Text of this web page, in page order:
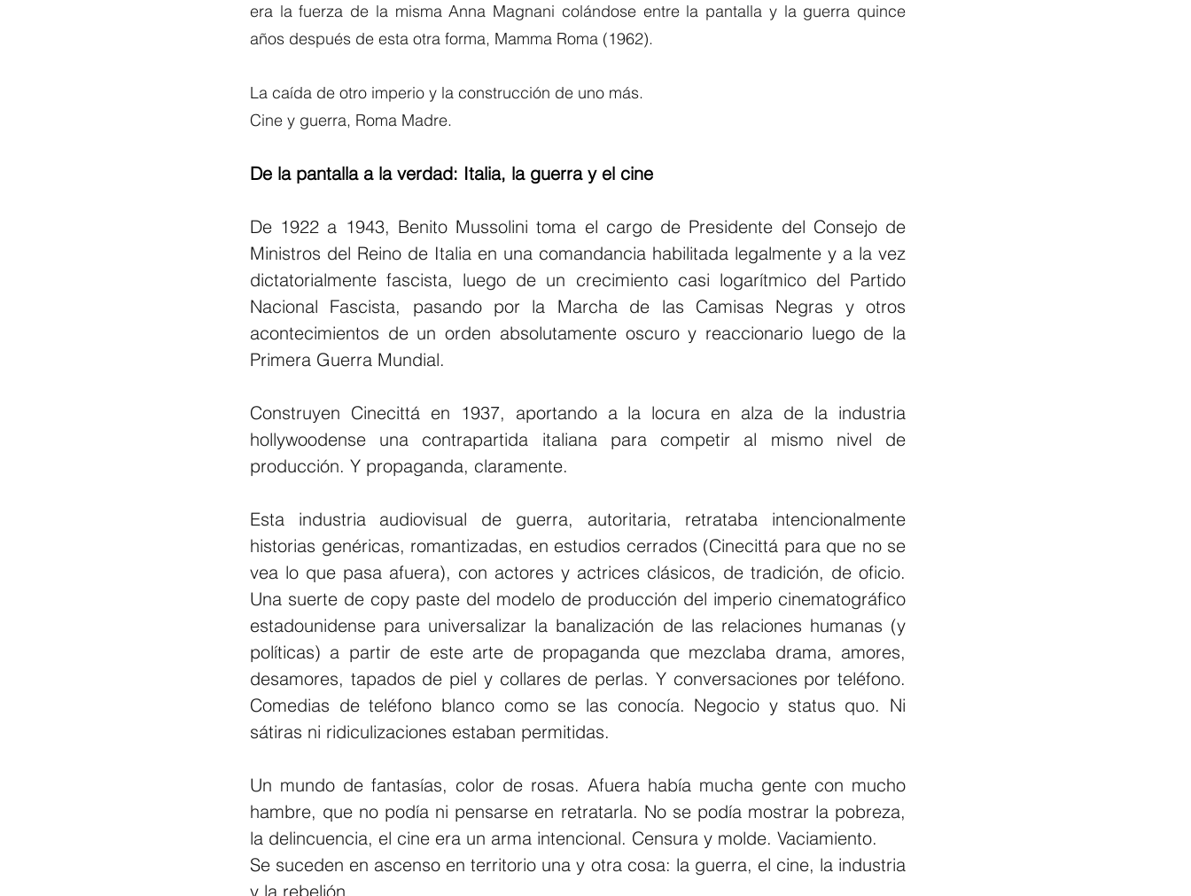
era la fuerza de la misma Anna Magnani colándose entre la pantalla y la guerra quince
años después de esta otra forma, Mamma Roma (1962).
La caída de otro imperio y la construcción de uno más.
Cine y guerra, Roma Madre.
De la pantalla a la verdad: Italia, la guerra y el cine
De 1922 a 1943, Benito Mussolini toma el cargo de Presidente del Consejo de
Ministros del Reino de Italia en una comandancia habilitada legalmente y a la vez
dictatorialmente fascista, luego de un crecimiento casi logarítmico del Partido
Nacional Fascista, pasando por la Marcha de las Camisas Negras y otros
acontecimientos de un orden absolutamente oscuro y reaccionario luego de la
Primera Guerra Mundial.
Construyen Cinecittá en 1937, aportando a la locura en alza de la industria
hollywoodense una contrapartida italiana para competir al mismo nivel de
producción. Y propaganda, claramente.
Esta industria audiovisual de guerra, autoritaria, retrataba intencionalmente
historias genéricas, romantizadas, en estudios cerrados (Cinecittá para que no se
vea lo que pasa afuera), con actores y actrices clásicos, de tradición, de oficio.
Una suerte de copy paste del modelo de producción del imperio cinematográfico
estadounidense para universalizar la banalización de las relaciones humanas (y
políticas) a partir de este arte de propaganda que mezclaba drama, amores,
desamores, tapados de piel y collares de perlas. Y conversaciones por teléfono.
Comedias de teléfono blanco como se las conocía. Negocio y status quo. Ni
sátiras ni ridiculizaciones estaban permitidas.
Un mundo de fantasías, color de rosas. Afuera había mucha gente con mucho
hambre, que no podía ni pensarse en retratarla. No se podía mostrar la pobreza,
la delincuencia, el cine era un arma intencional. Censura y molde. Vaciamiento.
Se suceden en ascenso en territorio una y otra cosa: la guerra, el cine, la industria
y la rebelión.